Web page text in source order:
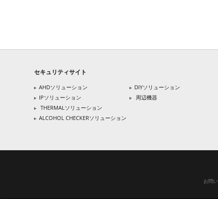
セキュリティサイト
AHDソリューション
IPソリューション
THERMALソリューション
ALCOHOL CHECKERソリューション
DIYソリューション
周辺機器
お問